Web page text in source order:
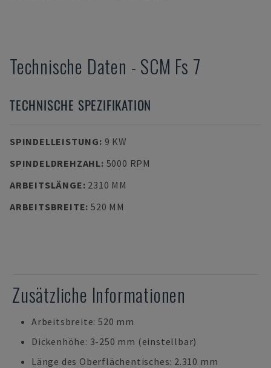
Technische Daten - SCM Fs 7
TECHNISCHE SPEZIFIKATION
SPINDELLEISTUNG: 9 KW
SPINDELDREHZAHL: 5000 RPM
ARBEITSLÄNGE: 2310 MM
ARBEITSBREITE: 520 MM
Zusätzliche Informationen
Arbeitsbreite: 520 mm
Dickenhöhe: 3-250 mm (einstellbar)
Länge des Oberflächentisches: 2.310 mm